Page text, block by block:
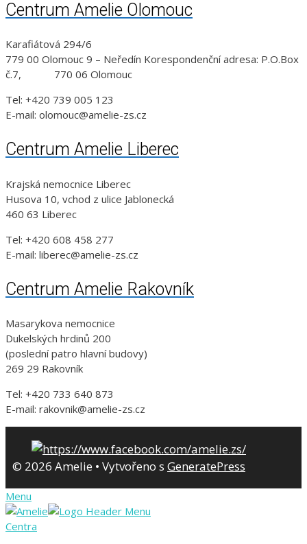
Centrum Amelie Olomouc
Karafiátová 294/6
779 00 Olomouc 9 – Neředín Korespondenční adresa: P.O.Box
č.7, 770 06 Olomouc
Tel: +420 739 005 123
E-mail: olomouc@amelie-zs.cz
Centrum Amelie Liberec
Krajská nemocnice Liberec
Husova 10, vchod z ulice Jablonecká
460 63 Liberec
Tel: +420 608 458 277
E-mail: liberec@amelie-zs.cz
Centrum Amelie Rakovník
Masarykova nemocnice
Dukelských hrdinů 200
(poslední patro hlavní budovy)
269 29 Rakovník
Tel: +420 733 640 873
E-mail: rakovnik@amelie-zs.cz
© 2026 Amelie • Vytvořeno s GeneratePress
Menu
Centra